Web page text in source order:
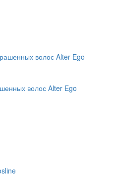
волос Alter Ego